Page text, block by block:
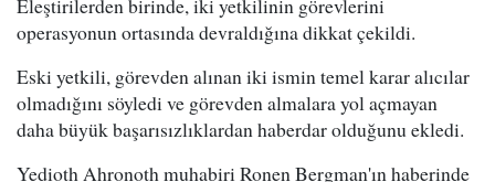
operasyonun ortasında devraldığına dikkat çekildi.
Eski yetkili, görevden alınan iki ismin temel karar alıcılar
olmadığını söyledi ve görevden almalara yol açmayan
daha büyük başarısızlıklardan haberdar olduğunu ekledi.
Yedioth Ahronoth muhabiri Ronen Bergman'ın haberinde